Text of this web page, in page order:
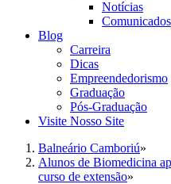
Notícias
Comunicados
Blog
Carreira
Dicas
Empreendedorismo
Graduação
Pós-Graduação
Visite Nosso Site
Balneário Camboriú»
Alunos de Biomedicina
curso de extensão»